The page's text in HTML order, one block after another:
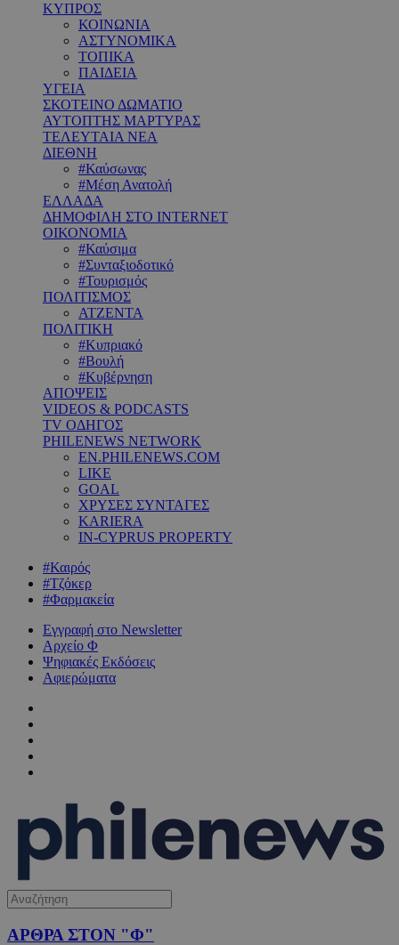
ΚΥΠΡΟΣ
ΚΟΙΝΩΝΙΑ
ΑΣΤΥΝΟΜΙΚΑ
ΤΟΠΙΚΑ
ΠΑΙΔΕΙΑ
ΥΓΕΙΑ
ΣΚΟΤΕΙΝΟ ΔΩΜΑΤΙΟ
ΑΥΤΟΠΤΗΣ ΜΑΡΤΥΡΑΣ
ΤΕΛΕΥΤΑΙΑ ΝΕΑ
ΔΙΕΘΝΗ
#Καύσωνας
#Μέση Ανατολή
ΕΛΛΑΔΑ
ΔΗΜΟΦΙΛΗ ΣΤΟ INTERNET
ΟΙΚΟΝΟΜΙΑ
#Καύσιμα
#Συνταξιοδοτικό
#Τουρισμός
ΠΟΛΙΤΙΣΜΟΣ
ΑΤΖΕΝΤΑ
ΠΟΛΙΤΙΚΗ
#Κυπριακό
#Βουλή
#Κυβέρνηση
ΑΠΟΨΕΙΣ
VIDEOS & PODCASTS
TV ΟΔΗΓΟΣ
PHILENEWS NETWORK
EN.PHILENEWS.COM
LIKE
GOAL
ΧΡΥΣΕΣ ΣΥΝΤΑΓΕΣ
KARIERA
IN-CYPRUS PROPERTY
#Καιρός
#Τζόκερ
#Φαρμακεία
Εγγραφή στο Newsletter
Αρχείο Φ
Ψηφιακές Εκδόσεις
Αφιερώματα
ΑΡΘΡΑ ΣΤΟΝ "Φ"